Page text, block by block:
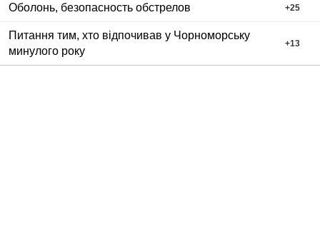
Оболонь, безопасность обстрелов +25
Питання тим, хто відпочивав у Чорноморську
минулого року
+13